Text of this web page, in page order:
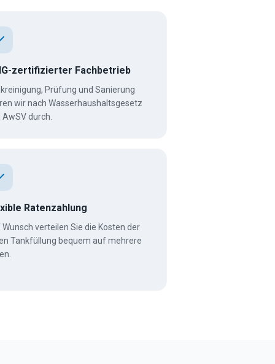
zertifizierter Fachbetrieb
Prüfung und Sanierung
wir nach Wasserhaushaltsgesetz
AwSV durch.
Ratenzahlung
verteilen Sie die Kosten der
Tankfüllung bequem auf mehrere